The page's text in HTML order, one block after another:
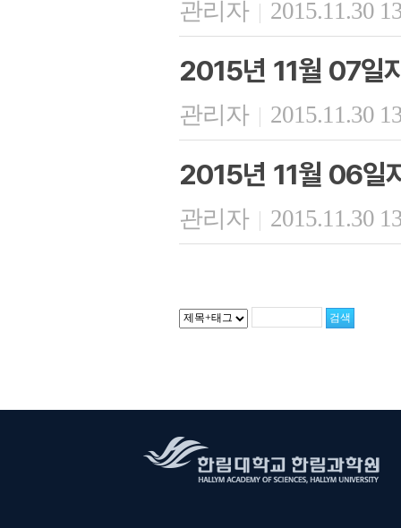
관리자 | 2015.11.30
2015년 11월 07일
관리자 | 2015.11.30
2015년 11월 06일
관리자 | 2015.11.30